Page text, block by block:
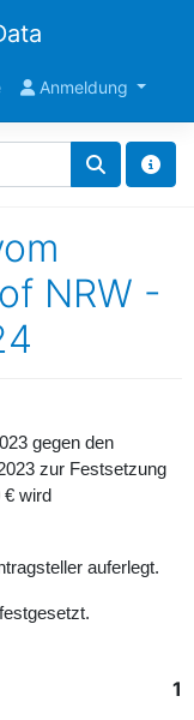
Anmeldung
NRW -
gegen den
zur Festsetzung
€ wird
auferlegt.
1